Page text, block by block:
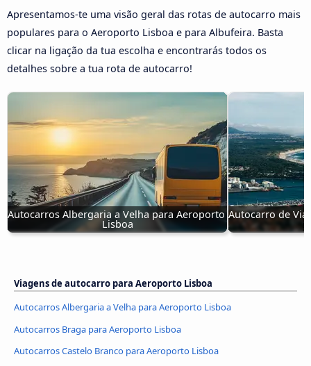
Apresentamos-te uma visão geral das rotas de autocarro mais
populares para o Aeroporto Lisboa e para Albufeira. Basta
clicar na ligação da tua escolha e encontrarás todos os
detalhes sobre a tua rota de autocarro!
Autocarros Albergaria a Velha para Aeroporto
Lisboa
Autocarro de
Viagens de autocarro para Aeroporto Lisboa
Autocarros Albergaria a Velha para Aeroporto Lisboa
Autocarros Braga para Aeroporto Lisboa
Autocarros Castelo Branco para Aeroporto Lisboa